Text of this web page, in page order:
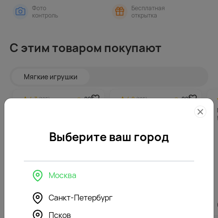
Фото
контроль
Бесплатная
открытка
С этим товаром покупают
Мягкие игрушки
4.3(125)
296
5912₽
4.8(185)
296
Выберите ваш город
Москва
Санкт-Петербург
Псков